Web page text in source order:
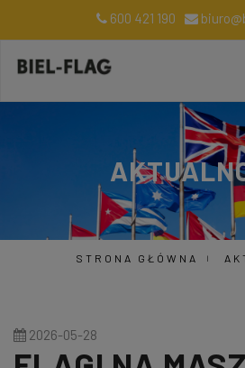
600 421 190
STRONA GŁÓWNA
2026-05-28